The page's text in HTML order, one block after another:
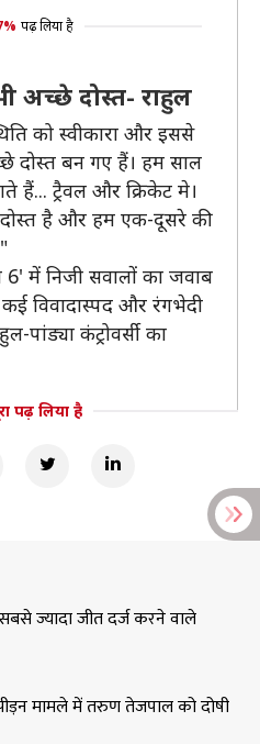
पढ़ लिया है
अच्छे दोस्त- राहुल
को स्वीकारा और इससे
दोस्त बन गए हैं। हम साल
हैं... ट्रैवल और क्रिकेट मे।
दोस्त है और हम एक-दूसरे की
में निजी सवालों का जवाब
विवादास्पद और रंगभेदी
कंट्रोवर्सी का
पढ़ लिया है
ज्यादा जीत दर्ज करने वाले
मामले में तरुण तेजपाल को दोषी